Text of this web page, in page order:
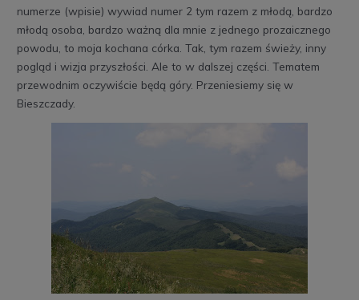
numerze (wpisie) wywiad numer 2 tym razem z młodą, bardzo
młodą osoba, bardzo ważną dla mnie z jednego prozaicznego
powodu, to moja kochana córka. Tak, tym razem świeży, inny
pogląd i wizja przyszłości. Ale to w dalszej części. Tematem
przewodnim oczywiście będą góry. Przeniesiemy się w
Bieszczady.